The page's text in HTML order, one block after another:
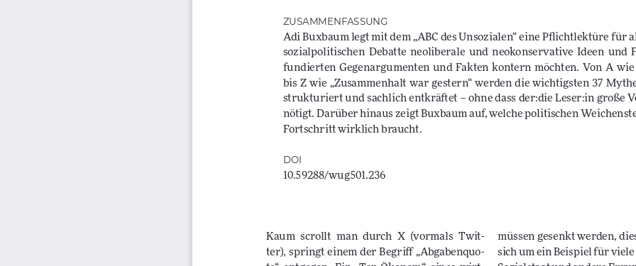
ZUSAMMENFASSUNG
Adi Buxbaum legt mit dem „ABC des Unsozialen“ eine Pflichtlektüre für
sozialpolitischen  Debatte  neoliberale  und  neokonservative  Ideen  und
fundierten  Gegenargumenten  und  Fakten  kontern  möchten.  Von  A  wie
bis  Z  wie  „Zusammenhalt  war  gestern“  werden  die  wichtigsten  37
strukturiert und sachlich entkräftet – ohne dass der:die Leser:in große
nötigt. Darüber hinaus zeigt Buxbaum auf, welche politischen
Fortschritt wirklich braucht.
DOI
10.59288/wug501.236
Kaum   scrollt   man   durch   X   (vormals   Twit-
ter),  springt  einem  der  Begriff  „Abgabenquo-
müssen gesenkt werden,
sich um ein Beispiel für